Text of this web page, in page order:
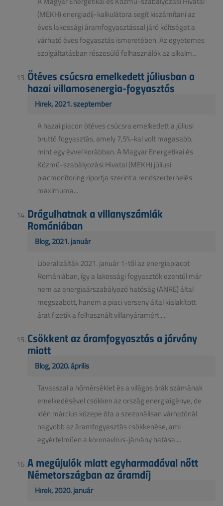
(MEKH) energiadíj-kalkulátora segít kiszámítani az
éves lakossági áramfogyasztással járó költséget a
várható éves fogyasztás ismeretében. Az egyetemes
szolgáltatásban részesülő felhasználók az alkalm...
Ötéves csúcsra emelkedett júliusban a
hazai villamosenergia-fogyasztás
Hírek, 2021. szeptember
A hazai piacon ötéves csúcsra emelkedett a júliusi
bruttó fogyasztás, amely 7,5%-kal volt magasabb,
mint egy évvel korábban. A Magyar Energetikai és
Közmű-szabályozási Hivatal (MEKH) júliusi
piacmonitoring riportja szerint a rendszerterhelés
maximuma...
Drágulhatnak a villanyszámlák
Romániában
Blog, 2021. január
Liberalizálták 2021. január 1-től az energiapiacot
Romániában, így a lakossági fogyasztók ezentúl már
nem az energiaárszabályozó hatóság (ANRE) által
megszabott, hanem a piaci verseny által kialakított
árat fizetik a felhasznált villanyáramért....
Csökkent az áramfogyasztás a járvány
miatt
Blog, 2020. április
Tavasszal a hőmérséklet és a világos órák számának
emelkedésével csökken az ország energiaigénye, de
idén március közepe óta a szezonálisan várhatónál
nagyobb az áramfogyasztás csökkenése, ami
egyértelműen a koronavírus-járvány hatása....
A megújulók miatt egyharmadával nőtt
Németországban az áramdíj
Hírek, 2020. január